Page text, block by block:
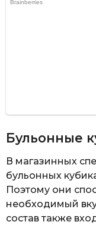
Бульонные
В магазинных
бульонных
Поэтому они
необходимый
состав также